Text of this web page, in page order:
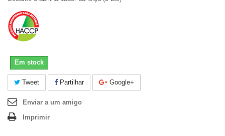
Em stock
Tweet Partilhar Google+
Enviar a um amigo
Imprimir